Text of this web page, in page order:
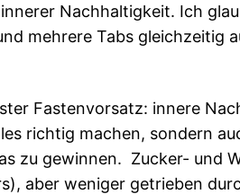
Nachhaltigkeit. Ich
mehrere Tabs
Fastenvorsatz: innere
richtig machen, sondern
zu gewinnen. Zucker- und
aber weniger getrieben